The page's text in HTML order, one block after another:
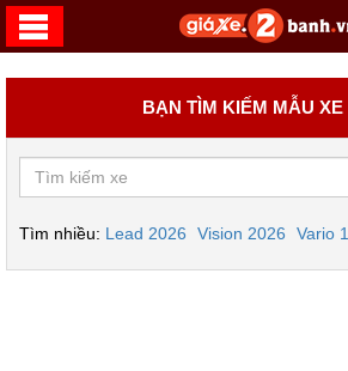
BẠN TÌM KIẾM MẪU XE
Tìm nhiều: Lead 2026 Vision 2026 Vario